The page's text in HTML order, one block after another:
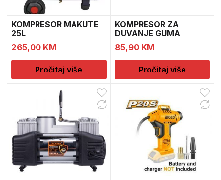
KOMPRESOR MAKUTE
25L
265,00 KM
Pročitaj više
KOMPRESOR ZA
DUVANJE GUMA
108003 DingQi
85,90 KM
Pročitaj više